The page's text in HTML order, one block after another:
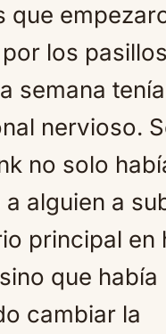
que
los
semana
nervioso.
no solo
alguien a
principal en
que había
cambiar la